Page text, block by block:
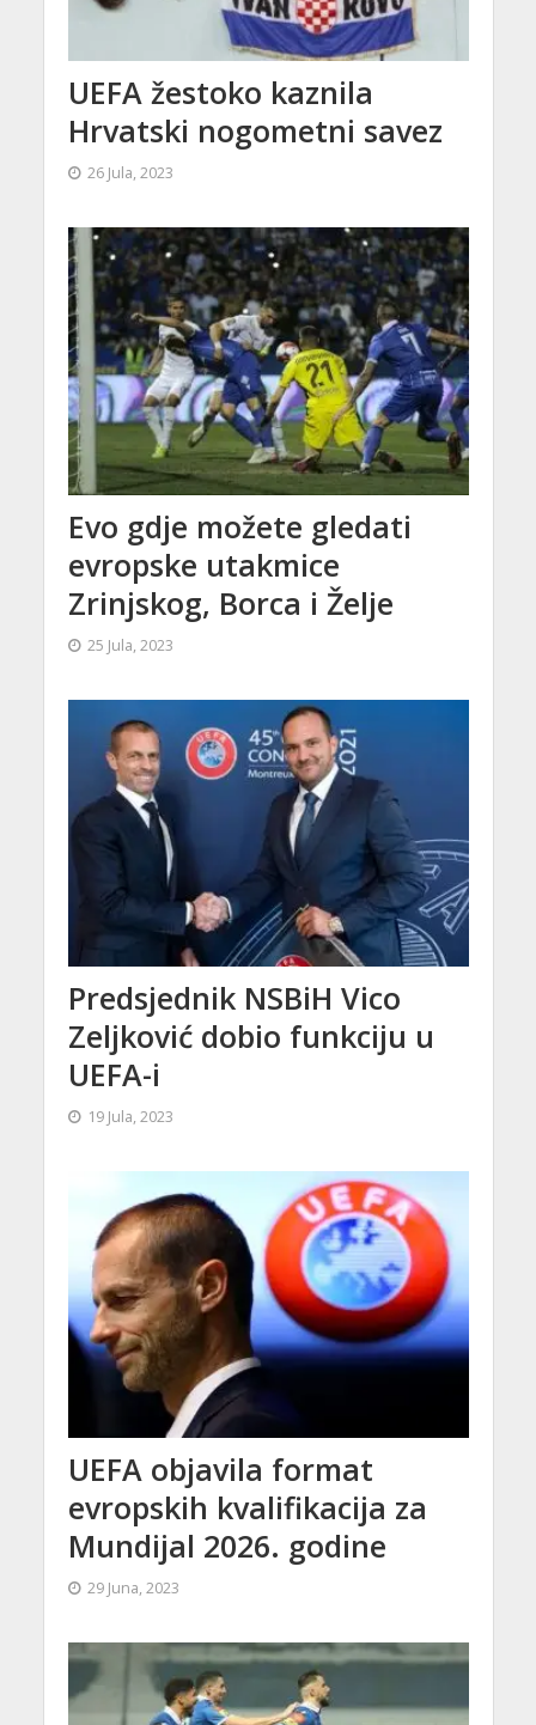
UEFA žestoko kaznila
Hrvatski nogometni savez
26 Jula, 2023
Evo gdje možete gledati
evropske utakmice
Zrinjskog, Borca i Želje
25 Jula, 2023
Predsjednik NSBiH Vico
Zeljković dobio funkciju u
UEFA-i
19 Jula, 2023
UEFA objavila format
evropskih kvalifikacija za
Mundijal 2026. godine
29 Juna, 2023